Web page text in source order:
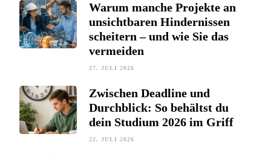
Warum manche Projekte an
unsichtbaren Hindernissen
scheitern – und wie Sie das
vermeiden
27. JULI 2026
Zwischen Deadline und
Durchblick: So behältst du
dein Studium 2026 im Griff
22. JULI 2026